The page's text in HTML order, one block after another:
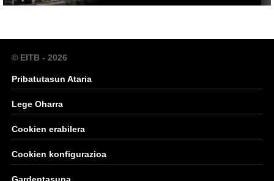
© EITB - 2026
Pribatutasun Ataria
Lege Oharra
Cookien erabilera
Cookien konfigurazioa